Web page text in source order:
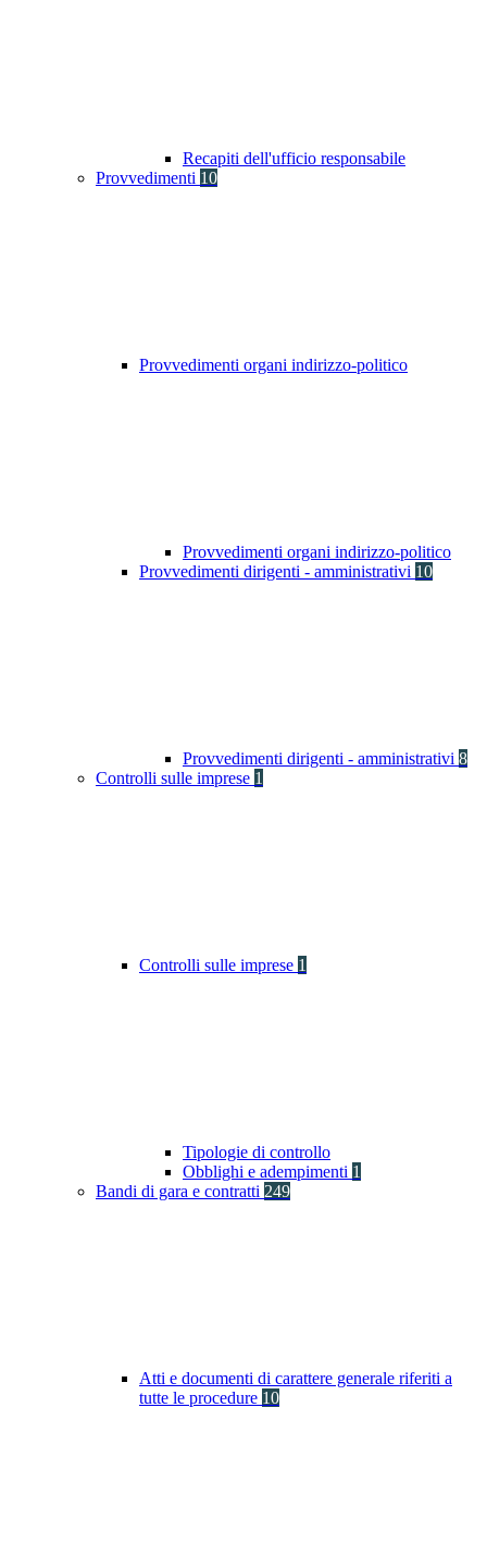
Recapiti dell'ufficio responsabile
Provvedimenti 10
Provvedimenti organi indirizzo-politico
Provvedimenti organi indirizzo-politico
Provvedimenti dirigenti - amministrativi 10
Provvedimenti dirigenti - amministrativi 8
Controlli sulle imprese 1
Controlli sulle imprese 1
Tipologie di controllo
Obblighi e adempimenti 1
Bandi di gara e contratti 249
Atti e documenti di carattere generale riferiti a
tutte le procedure 10